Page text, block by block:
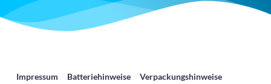
Impressum Batteriehinweise
Verpackungshinweise